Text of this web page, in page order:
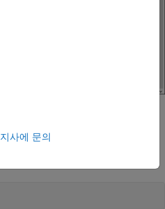
effect, restart Raspberry Pi by
사에 문의